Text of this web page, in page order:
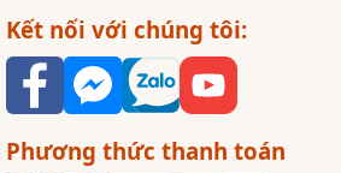
Kết nối với chúng tôi:
Phương thức thanh toán